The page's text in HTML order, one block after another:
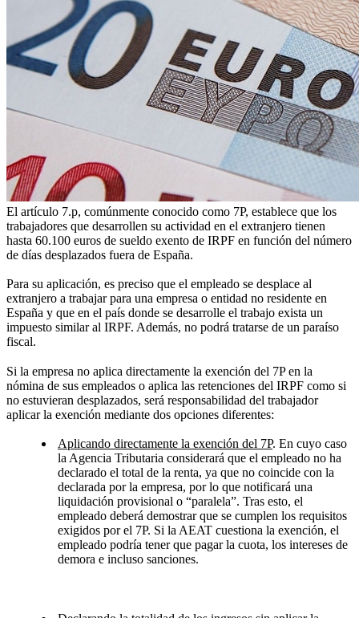
El artículo 7.p, comúnmente conocido como 7P, establece que los
trabajadores que desarrollen su actividad en el extranjero tienen
hasta 60.100 euros de sueldo exento de IRPF en función del número
de días desplazados fuera de España.
Para su aplicación, es preciso que el empleado se desplace al
extranjero a trabajar para una empresa o entidad no residente en
España y que en el país donde se desarrolle el trabajo exista un
impuesto similar al IRPF. Además, no podrá tratarse de un paraíso
fiscal.
Si la empresa no aplica directamente la exención del 7P en la
nómina de sus empleados o aplica las retenciones del IRPF como si
no estuvieran desplazados, será responsabilidad del trabajador
aplicar la exención mediante dos opciones diferentes:
Aplicando directamente la exención del 7P. En cuyo caso
la Agencia Tributaria considerará que el empleado no ha
declarado el total de la renta, ya que no coincide con la
declarada por la empresa, por lo que notificará una
liquidación provisional o “paralela”. Tras esto, el
empleado deberá demostrar que se cumplen los requisitos
exigidos por el 7P. Si la AEAT cuestiona la exención, el
empleado podría tener que pagar la cuota, los intereses de
demora e incluso sanciones.